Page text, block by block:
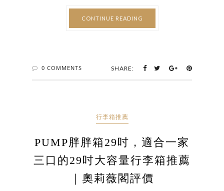
CONTINUE READING
0 COMMENTS SHARE:
行李箱推薦
PUMP胖胖箱29吋，適合一家
三口的29吋大容量行李箱推薦
｜奧莉薇閣評價